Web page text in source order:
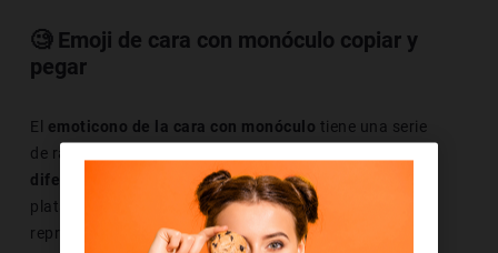
🧐Emoji de cara con monóculo copiar y
pegar
El emoticono de la cara con monóculo tiene una serie
de rasgos que hace que podamos
diferentes formas
. Todo esto se debe a que las
plataformas y las aplicaciones con las que lo
reproducimos influyen de forma directa en la manera